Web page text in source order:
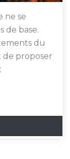
ne se
de base.
du
de proposer